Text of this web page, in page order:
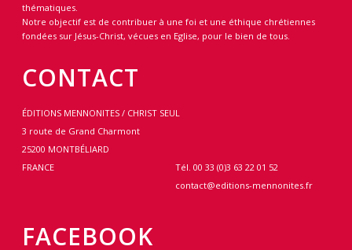
thématiques.
Notre objectif est de contribuer à une foi et une éthique chrétiennes
fondées sur Jésus-Christ, vécues en Eglise, pour le bien de tous.
CONTACT
ÉDITIONS MENNONITES / CHRIST SEUL
3 route de Grand Charmont
25200 MONTBÉLIARD
FRANCE
Tél. 00 33 (0)3 63 22 01 52
contact@editions-mennonites.fr
FACEBOOK